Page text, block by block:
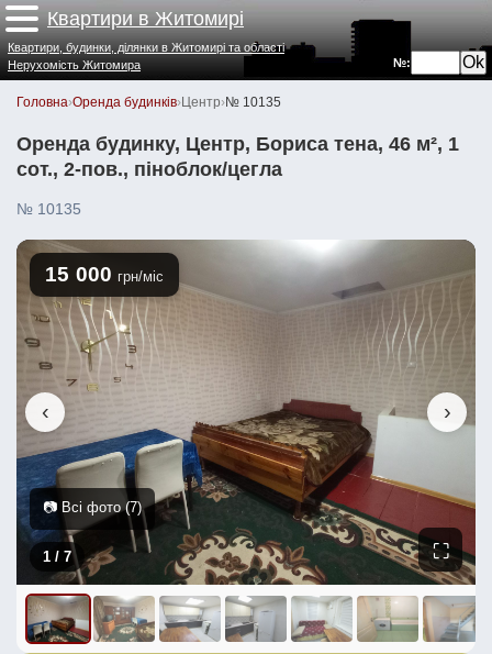
Квартири в Житомирі
№:
Квартири, будинки, ділянки в Житомирі та області
Нерухомість Житомира
Головна›Оренда будинків›Центр›№ 10135
Оренда будинку, Центр, Бориса тена, 46 м², 1
сот., 2-пов., піноблок/цегла
№ 10135
‹ ›
15 000 грн/міс
1 / 7 ⛶
📷 Всі фото (7)